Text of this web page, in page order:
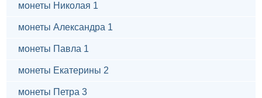
монеты Николая 1
монеты Александра 1
монеты Павла 1
монеты Екатерины 2
монеты Петра 3